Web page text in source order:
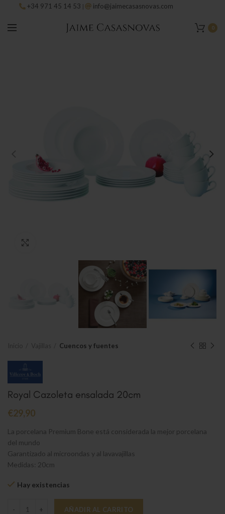
+34 971 45 14 53 | info@jaimecasasnovas.com
0
Cuencos y fuentes
Royal Cazoleta ensalada 20cm
€29,90
La porcelana Premium Bone está considerada la mejor porcelana
del mundo
Garantizado al microondas y al lavavajillas
Medidas: 20cm
Hay existencias
Royal Cazoleta ensalada 20cm cantidad
AÑADIR AL CARRITO